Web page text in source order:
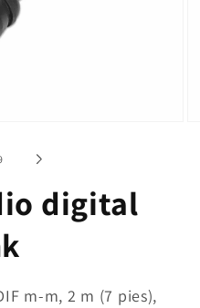
digital
m-m, 2 m (7 pies),